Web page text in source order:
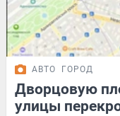
АВТО ГОРОД
Дворцовую
улицы